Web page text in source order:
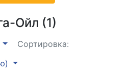
Ойл (1)
Сортировка: